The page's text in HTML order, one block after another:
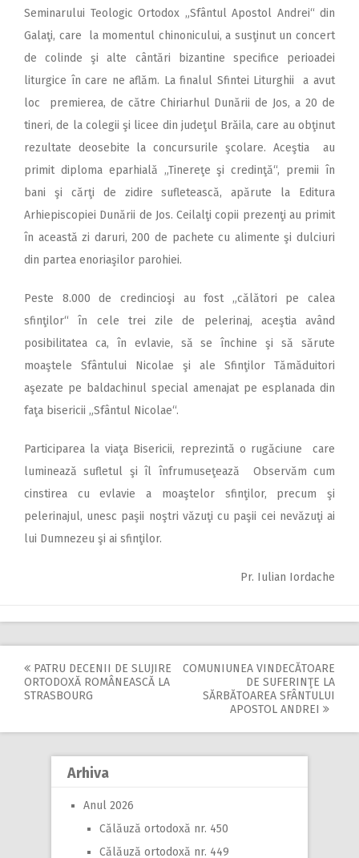
Seminarului Teologic Ortodox „Sfântul Apostol Andrei“ din
Galaţi, care la momentul chinonicului, a susţinut un concert
de colinde şi alte cântări bizantine specifice perioadei
liturgice în care ne aflăm. La finalul Sfintei Liturghii a avut
loc premierea, de către Chiriarhul Dunării de Jos, a 20 de
tineri, de la colegii şi licee din judeţul Brăila, care au obţinut
rezultate deosebite la concursurile şcolare. Aceştia au
primit diploma eparhială „Tinereţe şi credinţă“, premii în
bani şi cărţi de zidire sufletească, apărute la Editura
Arhiepiscopiei Dunării de Jos. Ceilalţi copii prezenţi au primit
în această zi daruri, 200 de pachete cu alimente şi dulciuri
din partea enoriaşilor parohiei.
Peste 8.000 de credincioşi au fost „călători pe calea
sfinţilor“ în cele trei zile de pelerinaj, aceştia având
posibilitatea ca, în evlavie, să se închine şi să sărute
moaştele Sfântului Nicolae şi ale Sfinţilor Tămăduitori
aşezate pe baldachinul special amenajat pe esplanada din
faţa bisericii „Sfântul Nicolae“.
Participarea la viaţa Bisericii, reprezintă o rugăciune care
luminează sufletul şi îl înfrumuseţează Observăm cum
cinstirea cu evlavie a moaştelor sfinţilor, precum şi
pelerinajul, unesc paşii noştri văzuţi cu paşii cei nevăzuţi ai
lui Dumnezeu şi ai sfinţilor.
Pr. Iulian Iordache
Post
PATRU DECENII DE SLUJIRE
ORTODOXĂ ROMÂNEASCĂ LA
STRASBOURG
COMUNIUNEA VINDECĂTOARE
DE SUFERINŢE LA
SĂRBĂTOAREA SFÂNTULUI
APOSTOL ANDREI
Arhiva
Anul 2026
Călăuză ortodoxă nr. 450
Călăuză ortodoxă nr. 449